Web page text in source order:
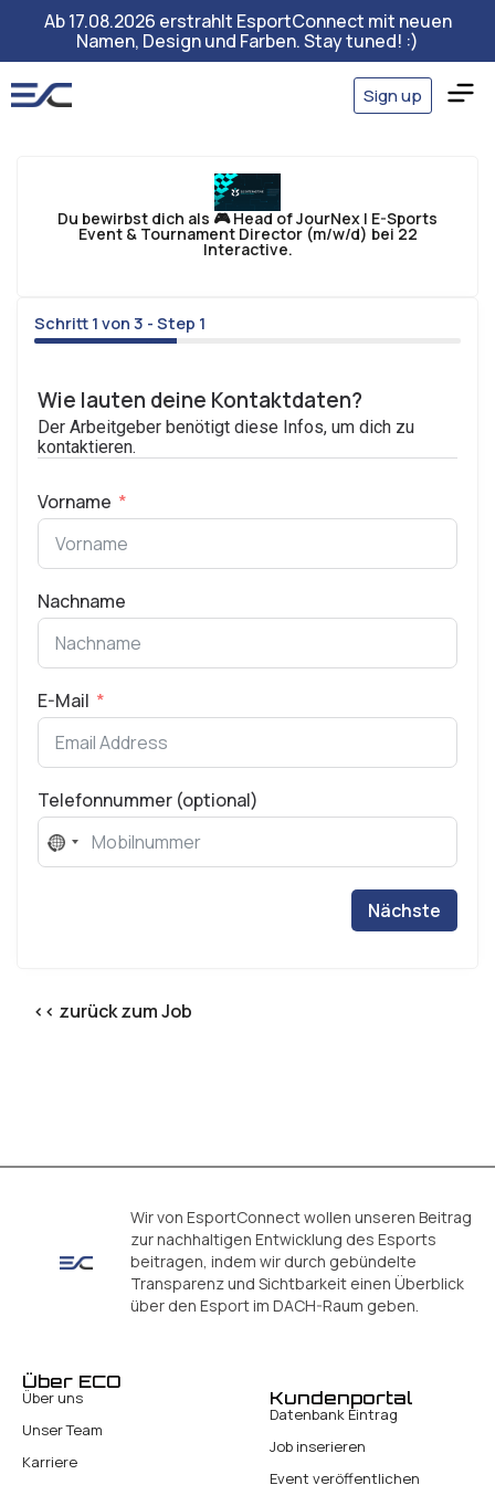
Ab 17.08.2026 erstrahlt EsportConnect mit neuen
Namen, Design und Farben. Stay tuned! :)
Sign up
<< zurück zum Job
Schritt 1 von 3 - Step 1
33%
Wie lauten deine Kontaktdaten?
Der Arbeitgeber benötigt diese Infos, um dich zu
kontaktieren.
Vorname
Nachname
E-Mail
Telefonnummer (optional)
No
country
Nächste
Du bewirbst dich als 🎮 Head of JourNex | E-Sports
Event & Tournament Director (m/w/d) bei 22
Interactive.
Wir von EsportConnect wollen unseren Beitrag
zur nachhaltigen Entwicklung des Esports
beitragen, indem wir durch gebündelte
Transparenz und Sichtbarkeit einen Überblick
über den Esport im DACH-Raum geben.
Über ECO
Über uns
Unser Team
Karriere
Kundenportal
Datenbank Eintrag
Job inserieren
Event veröffentlichen